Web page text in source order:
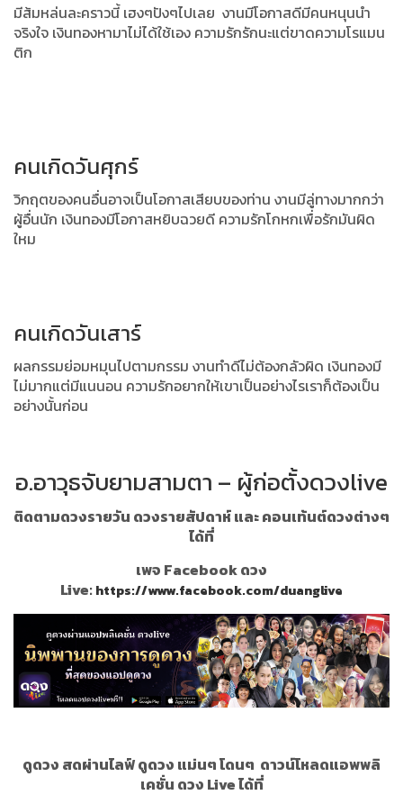
มีส้มหล่นละคราวนี้ เฮงๆปังๆไปเลย งานมีโอกาสดีมีคนหนุนนำ
จริงใจ เงินทองหามาไม่ได้ใช้เอง ความรักรักนะแต่ขาดความโรแมน
ติก
คนเกิดวันศุกร์
วิกฤตของคนอื่นอาจเป็นโอกาสเสียบของท่าน งานมีลู่ทางมากกว่า
ผู้อื่นนัก เงินทองมีโอกาสหยิบฉวยดี ความรักโกหกเพื่อรักมันผิด
ใหม
คนเกิดวันเสาร์
ผลกรรมย่อมหมุนไปตามกรรม งานทำดีไม่ต้องกลัวผิด เงินทองมี
ไม่มากแต่มีแนนอน ความรักอยากให้เขาเป็นอย่างไรเราก็ต้องเป็น
อย่างนั้นก่อน
อ.อาวุธจับยามสามตา – ผู้ก่อตั้งดวงlive
ติดตามดวงรายวัน ดวงรายสัปดาห์ และ คอนเท้นต์ดวงต่างๆ
ได้ที่
เพจ Facebook ดวง
Live:https://www.facebook.com/duanglive
ดูดวง สดผ่านไลฟ์ ดูดวง แม่นๆ โดนๆ ดาวน์โหลดแอพพลิ
เคชั่น ดวง Live ได้ที่